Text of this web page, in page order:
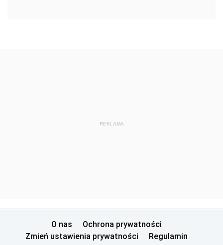
REKLAMA
O nas
Ochrona prywatności
Zmień ustawienia prywatności
Regulamin